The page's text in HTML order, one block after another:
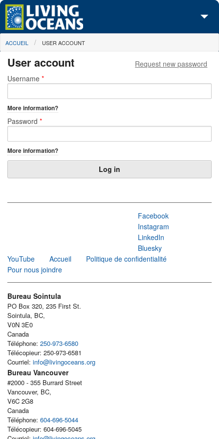
Skip to main content
À propos de nous
Nos campagnes
Les Cartes
You are here
ACCUEIL USER ACCOUNT
User account
Primary tabs
Request new password
Username *
More information?
Password *
More information?
Facebook
Instagram
LinkedIn
Bluesky
YouTube
Accueil
Politique de confidentialité
Pour nous joindre
Bureau Sointula
PO Box 320, 235 First St.
Sointula, BC,
V0N 3E0
Canada
Téléphone: 250-973-6580
Télécopieur: 250-973-6581
Courriel: info@livingoceans.org
Bureau Vancouver
#2000 - 355 Burrard Street
Vancouver, BC,
V6C 2G8
Canada
Téléphone: 604-696-5044
Télécopieur: 604-696-5045